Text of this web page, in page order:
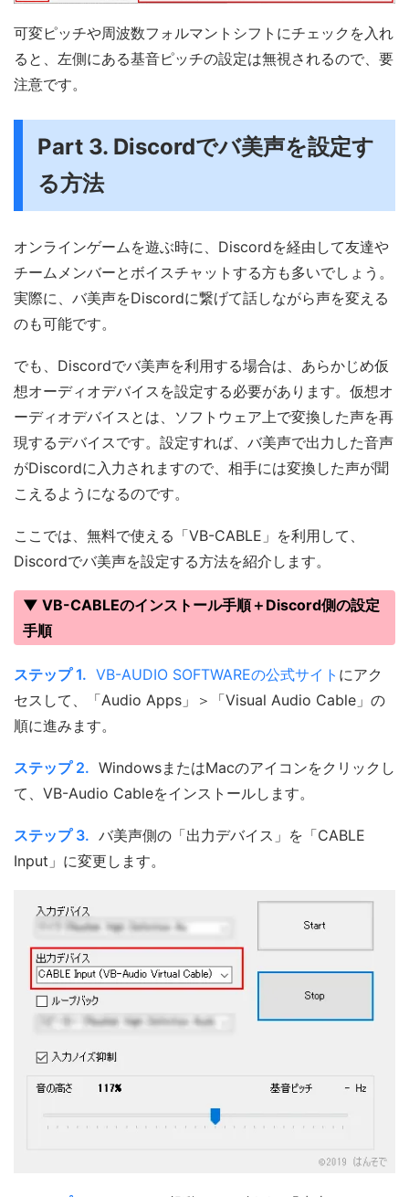
可変ピッチや周波数フォルマントシフトにチェックを入れ
ると、左側にある基音ピッチの設定は無視されるので、要
注意です。
Part 3. Discordでバ美声を設定す
る方法
オンラインゲームを遊ぶ時に、Discordを経由して友達や
チームメンバーとボイスチャットする方も多いでしょう。
実際に、バ美声をDiscordに繋げて話しながら声を変える
のも可能です。
でも、Discordでバ美声を利用する場合は、あらかじめ仮
想オーディオデバイスを設定する必要があります。仮想オ
ーディオデバイスとは、ソフトウェア上で変換した声を再
現するデバイスです。設定すれば、バ美声で出力した音声
がDiscordに入力されますので、相手には変換した声が聞
こえるようになるのです。
ここでは、無料で使える「VB-CABLE」を利用して、
Discordでバ美声を設定する方法を紹介します。
▼ VB-CABLEのインストール手順＋Discord側の設定
手順
ステップ 1. VB-AUDIO SOFTWAREの公式サイト にアク
セスして、「Audio Apps」＞「Visual Audio Cable」の
順に進みます。
ステップ 2. WindowsまたはMacのアイコンをクリックし
て、VB-Audio Cableをインストールします。
ステップ 3. バ美声側の「出力デバイス」を「CABLE
Input」に変更します。